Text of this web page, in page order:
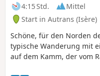
4:15 Std.
Mittel
Start in Autrans (Isère)
Schöne, für den Norden
typische Wanderung mit
auf dem Kamm, der vom